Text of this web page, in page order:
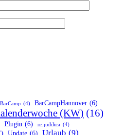
BarCamp (4) BarCampHannover (6)
(KW) (16)
Plugin (6) re-publica (4)
Update (6) Urlaub (9)